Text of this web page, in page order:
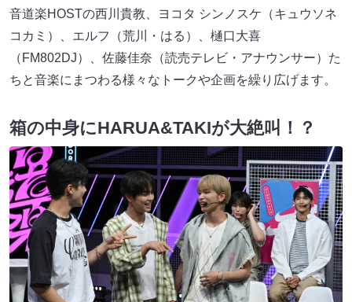
音道楽HOSTの西川貴教、ヨコタ シンノスケ（キュウソネ
コカミ）、エルフ（荒川・はる）、樋口大喜
（FM802DJ）、佐藤佳奈（読売テレビ・アナウンサー）た
ちと音楽にまつわる様々なトークや企画を繰り広げます。
箱の中身にHARUA&TAKIが大絶叫！？